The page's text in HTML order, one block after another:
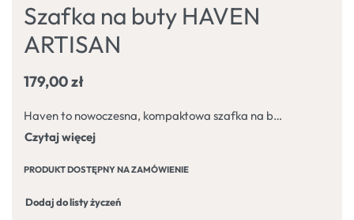
Szafka na buty HAVEN
ARTISAN
179,00zł
Haven to nowoczesna, kompaktowa szafka na buty z wygodnym siedziskiem, zaprojektowana z myślą o funkcjonalnych i estetycznych przedpokojach.
PRODUKT DOSTĘPNY NA ZAMÓWIENIE
Dodaj do listy życzeń